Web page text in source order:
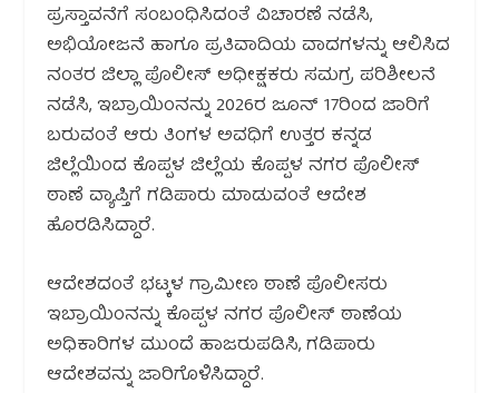
ಪ್ರಸ್ತಾವನೆಗೆ ಸಂಬಂಧಿಸಿದಂತೆ ವಿಚಾರಣೆ ನಡೆಸಿ,
ಅಭಿಯೋಜನೆ ಹಾಗೂ ಪ್ರತಿವಾದಿಯ ವಾದಗಳನ್ನು ಆಲಿಸಿದ
ನಂತರ ಜಿಲ್ಲಾ ಪೊಲೀಸ್ ಅಧೀಕ್ಷಕರು ಸಮಗ್ರ ಪರಿಶೀಲನೆ
ನಡೆಸಿ, ಇಬ್ರಾಯಿಂನನ್ನು 2026ರ ಜೂನ್ 17ರಿಂದ ಜಾರಿಗೆ
ಬರುವಂತೆ ಆರು ತಿಂಗಳ ಅವಧಿಗೆ ಉತ್ತರ ಕನ್ನಡ
ಜಿಲ್ಲೆಯಿಂದ ಕೊಪ್ಪಳ ಜಿಲ್ಲೆಯ ಕೊಪ್ಪಳ ನಗರ ಪೊಲೀಸ್
ಠಾಣೆ ವ್ಯಾಪ್ತಿಗೆ ಗಡಿಪಾರು ಮಾಡುವಂತೆ ಆದೇಶ
ಹೊರಡಿಸಿದ್ದಾರೆ.
ಆದೇಶದಂತೆ ಭಟ್ಕಳ ಗ್ರಾಮೀಣ ಠಾಣೆ ಪೊಲೀಸರು
ಇಬ್ರಾಯಿಂನನ್ನು ಕೊಪ್ಪಳ ನಗರ ಪೊಲೀಸ್ ಠಾಣೆಯ
ಅಧಿಕಾರಿಗಳ ಮುಂದೆ ಹಾಜರುಪಡಿಸಿ, ಗಡಿಪಾರು
ಆದೇಶವನ್ನು ಜಾರಿಗೊಳಿಸಿದ್ದಾರೆ.